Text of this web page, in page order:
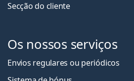
Secção do cliente
Os nossos serviços
Envios regulares ou periódicos